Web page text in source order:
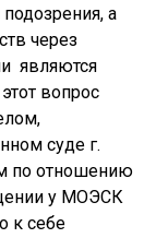
а
через
являются
вопрос
суде г.
по отношению
у МОЭСК
к себе